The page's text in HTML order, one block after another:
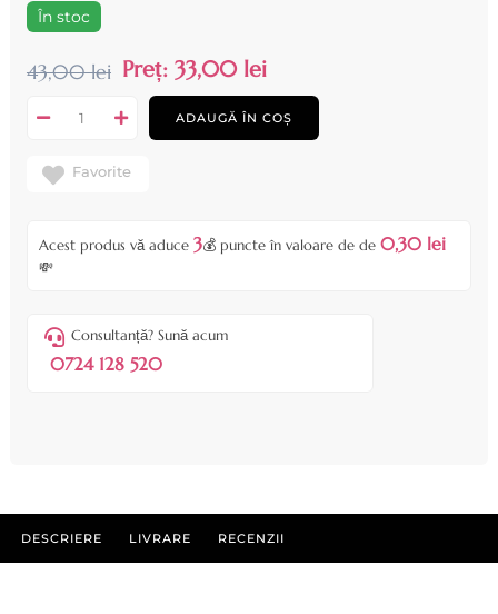
În stoc
43,00 lei Preț: 33,00 lei
ADAUGĂ ÎN COȘ
Favorite
Acest produs vă aduce 3💰 puncte în valoare de de 0,30 lei
💸
Consultanță? Sună acum
0724 128 520
DESCRIERE LIVRARE RECENZII